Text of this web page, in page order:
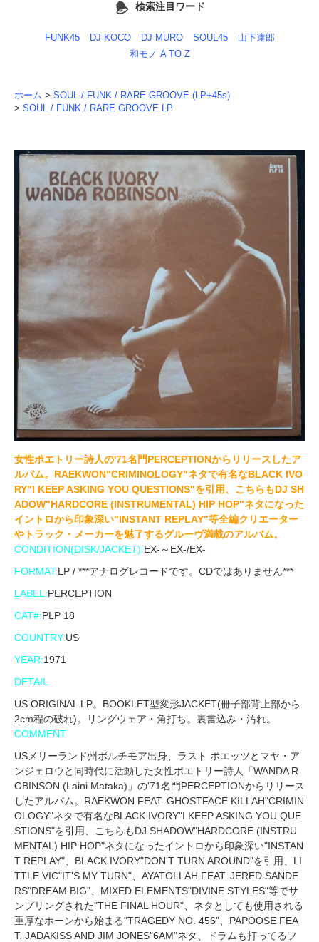
検索注目ワード
FUNK45 DJ KOCO DJ MURO SOUL45
山下達郎
和モノ A TO Z
ホーム > SOUL / FUNK / RARE GROOVE (LP+45s)
> SOUL / FUNK / RARE GROOVE LP
女性ポエトリー詩人の'71名門PERCEPTIONからリリースしたア
ルバム。RAEKWON"CRIMINOLOGY"ネタで有名なBLACK IVO
RY"I KEEP ASKING YOU QUESTIONS"を引用、こちらもDJ SH
ADOW"HARDCORE (INSTRUMENTAL) HIP HOP"ネタになった
イントロから印象深い"INSTANT REPLAY"等全編クリエーター
やトラック・メーカーを魅了するグルーヴ満載のアルバム。
CONDITION(DISK/JACKET):EX-～EX-/EX-
FORMAT:LP / ***アナログレコードです。CDではありません***
LABEL:PERCEPTION
CAT#:PLP 18
COUNTRY:US
YEAR:1971
DETAIL
US ORIGINAL LP。BOOKLET型変形JACKET(冊子部背上部から
2cm程の破れ)。リングウェア・角打ち。裏書込み・汚れ。
COMMENT
USメリーランド州ボルチモア出身、ラスト ポエッツとマヤ・ア
ンジェロウと同時代に活動した女性ポエトリー詩人「WANDA R
OBINSON (Laini Mataka)」の'71名門PERCEPTIONからリリース
したアルバム。RAEKWON FEAT. GHOSTFACE KILLAH"CRIMIN
OLOGY"ネタで有名なBLACK IVORY"I KEEP ASKING YOU QUE
STIONS"を引用、こちらもDJ SHADOW"HARDCORE (INSTRU
MENTAL) HIP HOP"ネタになったイントロから印象深い"INSTAN
T REPLAY"、BLACK IVORY"DON'T TURN AROUND"を引用、LI
TTLE VIC"IT'S MY TURN"、AYATOLLAH FEAT. JERED SANDE
RS"DREAM BIG"、MIXED ELEMENTS"DIVINE STYLES"等でサ
ンプリングされた"THE FINAL HOUR"、ネタとしても使用される
重厚なホーンから始まる"TRAGEDY NO. 456"、PAPOOSE FEA
T. JADAKISS AND JIM JONES"6AM"ネタ、ドラムも打ってるフ